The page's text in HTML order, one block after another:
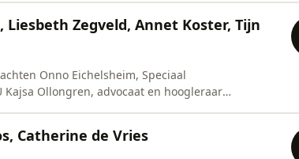
Zegveld, Annet Koster, Tijn
Onno Eichelsheim, Speciaal
Ollongren, advocaat en hoogleraar
O Catherine de Vries